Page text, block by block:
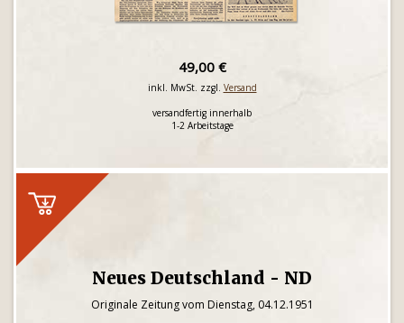
49,00 €
inkl. MwSt. zzgl. Versand
versandfertig innerhalb
1-2 Arbeitstage
Neues Deutschland - ND
Originale Zeitung vom Dienstag, 04.12.1951